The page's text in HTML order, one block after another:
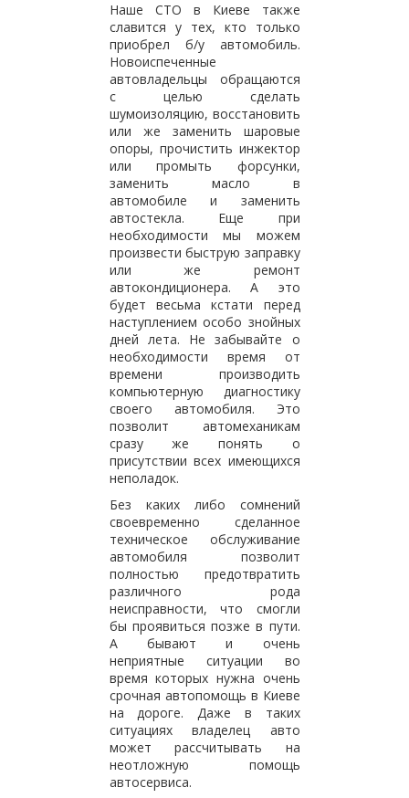
Наше СТО в Киеве также
славится у тех, кто только
приобрел б/у автомобиль.
Новоиспеченные
автовладельцы обращаются
с целью сделать
шумоизоляцию, восстановить
или же заменить шаровые
опоры, прочистить инжектор
или промыть форсунки,
заменить масло в
автомобиле и заменить
автостекла. Еще при
необходимости мы можем
произвести быструю заправку
или же ремонт
автокондиционера. А это
будет весьма кстати перед
наступлением особо знойных
дней лета. Не забывайте о
необходимости время от
времени производить
компьютерную диагностику
своего автомобиля. Это
позволит автомеханикам
сразу же понять о
присутствии всех имеющихся
неполадок.
Без каких либо сомнений
своевременно сделанное
техническое обслуживание
автомобиля позволит
полностью предотвратить
различного рода
неисправности, что смогли
бы проявиться позже в пути.
А бывают и очень
неприятные ситуации во
время которых нужна очень
срочная автопомощь в Киеве
на дороге. Даже в таких
ситуациях владелец авто
может рассчитывать на
неотложную помощь
автосервиса.